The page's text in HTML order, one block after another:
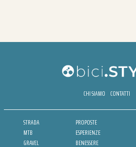
CHI SIAMO CONTATTI
STRADA
MTB
GRAVEL
PROPOSTE
ESPERIENZE
BENESSERE